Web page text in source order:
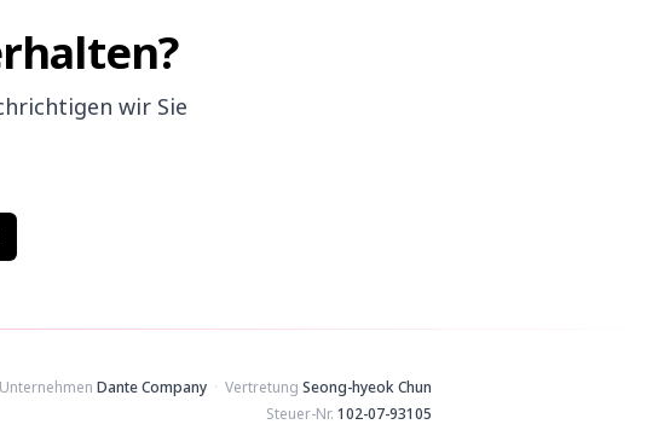
wir Sie
Unternehmen Dante Company · Vertretung Seong-hyeok Chun
Steuer-Nr. 102-07-93105